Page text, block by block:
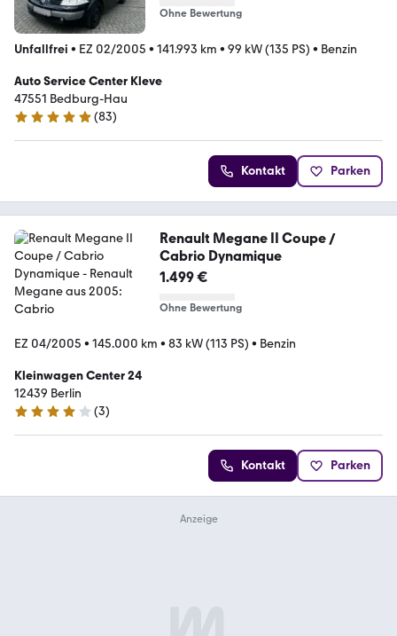
Ohne Bewertung
Unfallfrei • EZ 02/2005 • 141.993 km • 99 kW (135 PS) • Benzin
Auto Service Center Kleve
47551 Bedburg-Hau
4.8 Sterne
(83)
Kontakt Parken
Renault Megane II Coupe /
Cabrio Dynamique
1.499 €
Ohne Bewertung
EZ 04/2005 • 145.000 km • 83 kW (113 PS) • Benzin
Kleinwagen Center 24
12439 Berlin
4.1 Sterne
(3)
Kontakt Parken